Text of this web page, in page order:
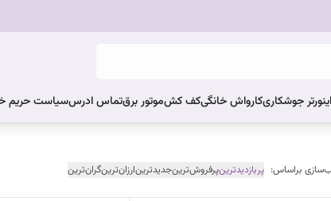
اینورتر جوشکاریکارواش خانگیکف کشموتور برقتماس ادرسسیاست حریم
براساس: پربازدیدترینپرفروش‌ترینجدیدترینارزان‌ترینگران‌ترین